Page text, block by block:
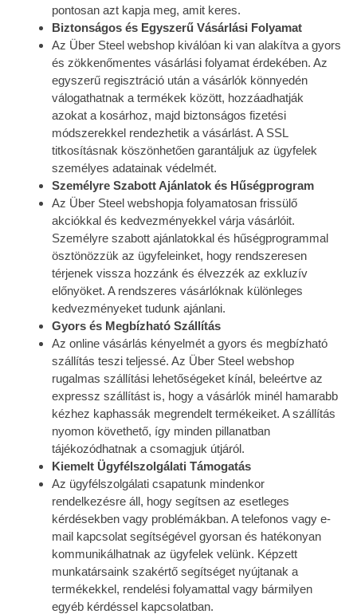
pontosan azt kapja meg, amit keres.
Biztonságos és Egyszerű Vásárlási Folyamat
Az Über Steel webshop kiválóan ki van alakítva a gyors
és zökkenőmentes vásárlási folyamat érdekében. Az
egyszerű regisztráció után a vásárlók könnyedén
válogathatnak a termékek között, hozzáadhatják
azokat a kosárhoz, majd biztonságos fizetési
módszerekkel rendezhetik a vásárlást. A SSL
titkosításnak köszönhetően garantáljuk az ügyfelek
személyes adatainak védelmét.
Személyre Szabott Ajánlatok és Hűségprogram
Az Über Steel webshopja folyamatosan frissülő
akciókkal és kedvezményekkel várja vásárlóit.
Személyre szabott ajánlatokkal és hűségprogrammal
ösztönözzük az ügyfeleinket, hogy rendszeresen
térjenek vissza hozzánk és élvezzék az exkluzív
előnyöket. A rendszeres vásárlóknak különleges
kedvezményeket tudunk ajánlani.
Gyors és Megbízható Szállítás
Az online vásárlás kényelmét a gyors és megbízható
szállítás teszi teljessé. Az Über Steel webshop
rugalmas szállítási lehetőségeket kínál, beleértve az
expressz szállítást is, hogy a vásárlók minél hamarabb
kézhez kaphassák megrendelt termékeiket. A szállítás
nyomon követhető, így minden pillanatban
tájékozódhatnak a csomagjuk útjáról.
Kiemelt Ügyfélszolgálati Támogatás
Az ügyfélszolgálati csapatunk mindenkor
rendelkezésre áll, hogy segítsen az esetleges
kérdésekben vagy problémákban. A telefonos vagy e-
mail kapcsolat segítségével gyorsan és hatékonyan
kommunikálhatnak az ügyfelek velünk. Képzett
munkatársaink szakértő segítséget nyújtanak a
termékekkel, rendelési folyamattal vagy bármilyen
egyéb kérdéssel kapcsolatban.